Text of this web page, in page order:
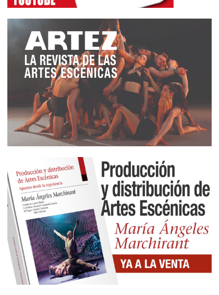
Ratinois en alemán. Para hacer aumentar la dote y
para impresionar al otro, cada uno de los
matrimonios progenitores exagera su propia fortuna
hasta que ya no pueden trazar la escala de
mentiras.”
En este sentido, la pieza se inicia con todos los
personajes en el proscenio, delante de un telón
rojo; se presentan a sí mismos sin ningún
movimiento, hieráticos, tiesos como marionetas;
levantando ellos mismos el faldón del telón, pasan
al interior que, una vez izado el telón formalmente,
se muestra un decorado hiperrealista donde no
falta detalle alguno para plasmar riqueza y boato.
Un salón / comedor con mesas, sillas y sillones de
calidad; en las paredes cuelgan unos cuadros
enormes de los antepasados, máscaras
procedentes de lugares exóticos, un espejo muy
grande con marco dorado, otros cuadros menores,
un arpa, mesitas supletorias abarrotadas de
figurillas…, vaya, todo un lujo de salón; hay otra
estancia en un lateral que es un comedor principal
sin que se llegue a usar y que se asoma a un